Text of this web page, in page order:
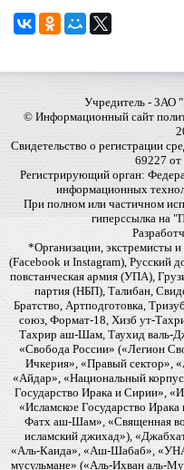
Учредитель - ЗАО
© Информационный сайт
Свидетельство о регистрации
69227 от
Регистрирующий орган:
информационных
При полном или частичном
гиперссылка на
*Организации, экстремисты
(Facebook и Instagram), Русский
повстанческая армия (УПА),
партия (НБП), Талибан,
Братство, Артподготовка,
союз, Формат-18, Хизб ут-
Тахрир аш-Шам, Таухид валь-
«Свобода России» («Легион
Ичкерия», «Правый сектор»,
«Айдар», «Национальный
Государство Ирака и Сирии»,
«Исламское Государство
Фатх аш-Шам», «Священная
исламский джихад»),
«Аль-Каида», «Аш-Шабаб»,
мусульмане» («Аль-Ихван аль-